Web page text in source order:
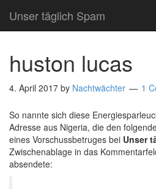
Unser täglich Spam
huston lucas
4. April 2017 by Nachtwächter 1
So nannte sich diese
Adresse aus Nigeria, die den
eines Vorschussbetruges bei Unser
Zwischenablage in das
absendete: